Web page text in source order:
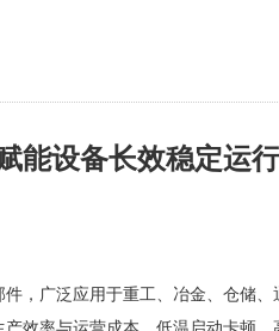
能设备长效稳定运行
，广泛应用于重工、冶金、仓储、